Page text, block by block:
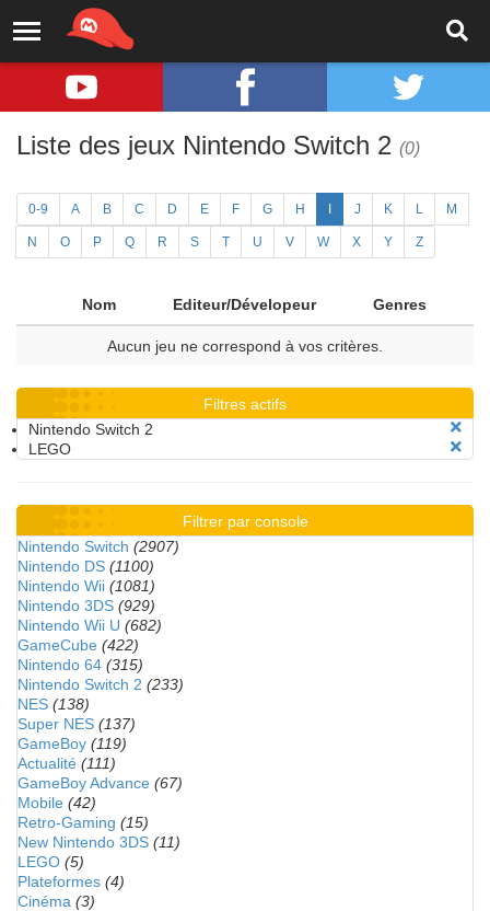
Liste des jeux Nintendo Switch 2 (0)
0-9 A B C D E F G H J K L M
N O P Q R S T U V W X Y Z
Nom Editeur/Dévelopeur Genres
Aucun jeu ne correspond à vos critères.
Filtres actifs
Nintendo Switch 2
LEGO
Filtrer par console
Nintendo Switch (2907)
Nintendo DS (1100)
Nintendo Wii (1081)
Nintendo 3DS (929)
Nintendo Wii U (682)
GameCube (422)
Nintendo 64 (315)
Nintendo Switch 2 (233)
NES (138)
Super NES (137)
GameBoy (119)
Actualité (111)
GameBoy Advance (67)
Mobile (42)
Retro-Gaming (15)
New Nintendo 3DS (11)
LEGO (5)
Plateformes (4)
Cinéma (3)